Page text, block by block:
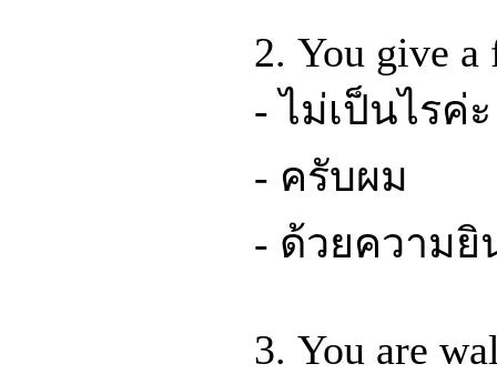
2. You give a
- ไม่เป็นไรค่ะ
- ครับผม
- ด้วยความ
3. You are